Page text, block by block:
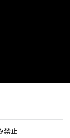
禁止